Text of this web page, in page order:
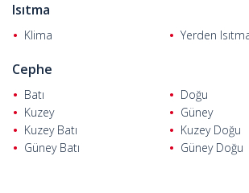
Isıtma
Klima Yerden
Cephe
Batı
Doğu
Kuzey
Güney
Kuzey Batı
Kuzey Doğu
Güney Batı
Güney Doğu